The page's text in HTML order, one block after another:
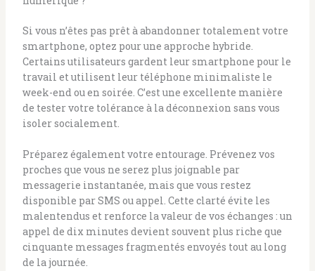
Si vous n’êtes pas prêt à abandonner totalement votre
smartphone, optez pour une approche hybride.
Certains utilisateurs gardent leur smartphone pour le
travail et utilisent leur téléphone minimaliste le
week-end ou en soirée. C’est une excellente manière
de tester votre tolérance à la déconnexion sans vous
isoler socialement.
Préparez également votre entourage. Prévenez vos
proches que vous ne serez plus joignable par
messagerie instantanée, mais que vous restez
disponible par SMS ou appel. Cette clarté évite les
malentendus et renforce la valeur de vos échanges : un
appel de dix minutes devient souvent plus riche que
cinquante messages fragmentés envoyés tout au long
de la journée.